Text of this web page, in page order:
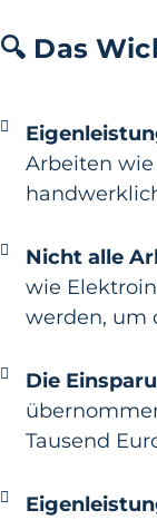
🔍 Das
Arbeiten
Nicht alle
wie
werden, um
Die
Tausend